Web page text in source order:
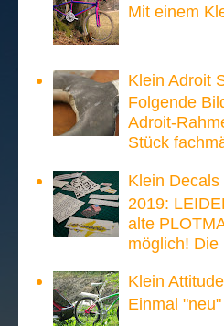
Mit einem
Klein Adroit
Folgende
Adroit-
Stück
Klein
2019:
alte
möglich! Die
Klein
Einmal